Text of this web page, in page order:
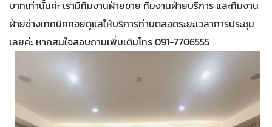
บาทเท่านั้นค่ะ เรามีทีมงานฝ่ายขาย ทีมงานฝ่ายบริการ และทีมงาน
ฝ่ายช่างเทคนิคคอยดูแลให้บริการท่านตลอดระยะเวลาการประชุม
เลยค่ะ หากสนใจสอบถามเพิ่มเติมโทร 091-7706555